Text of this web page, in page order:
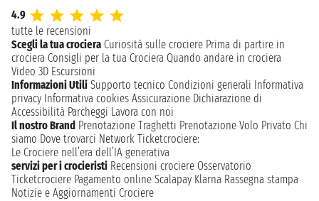
4.9
tutte le recensioni
Scegli la tua crociera Curiosità sulle crociere Prima di partire in
crociera Consigli per la tua Crociera Quando andare in crociera
Video 3D Escursioni
Informazioni Utili Supporto tecnico Condizioni generali Informativa
privacy Informativa cookies Assicurazione Dichiarazione di
Accessibilità Parcheggi Lavora con noi
Il nostro Brand Prenotazione Traghetti Prenotazione Volo Privato Chi
siamo Dove trovarci Network Ticketcrociere:
Le Crociere nell’era dell’IA generativa
servizi per i crocieristi Recensioni crociere Osservatorio
Ticketcrociere Pagamento online Scalapay Klarna Rassegna stampa
Notizie e Aggiornamenti Crociere